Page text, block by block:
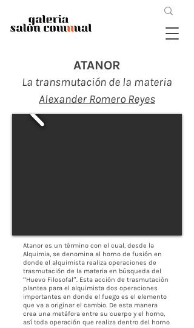
ATANOR
La transmutación de la materia
Alexander Romero Reyes
Atanor es un término con el cual, desde la
Alquimia, se denomina al horno de fusión en
donde el alquimista realiza operaciones de
trasmutación de la materia en búsqueda del
“Huevo Filosofal”. Esta acción de trasmutación
plantea para el alquimista dos operaciones
importantes en donde el fuego es el elemento
que va a originar el cambio. De esta manera
crea una metáfora entre su cuerpo y el horno,
así toda operación que realiza dentro del horno